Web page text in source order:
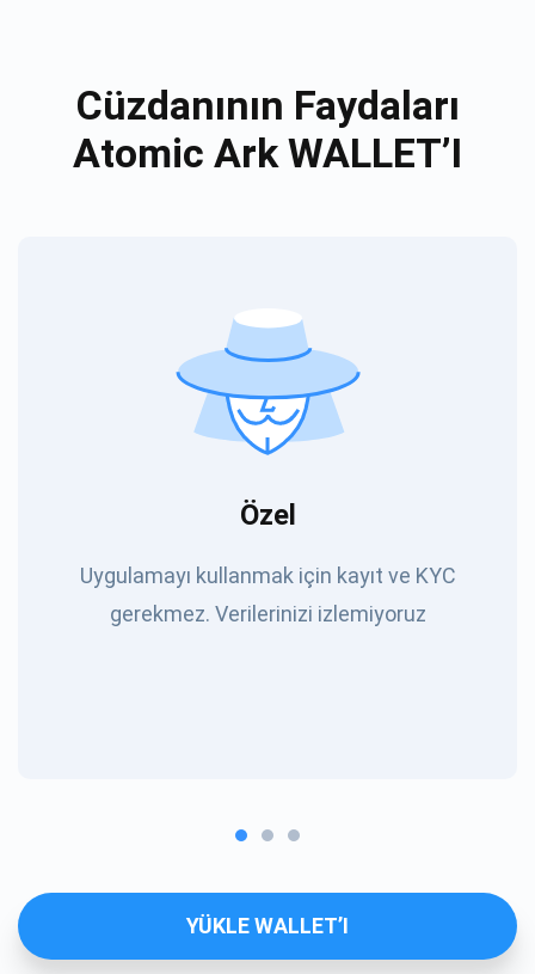
Cüzdanının Faydaları
Atomic Ark WALLET’I
Özel
Uygulamayı kullanmak için kayıt ve KYC
gerekmez. Verilerinizi izlemiyoruz
YÜKLE WALLET’I